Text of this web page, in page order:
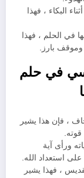
البكاء ، فهذا
في الحلم ، فهذا
وموقف بارز.
في حلم
، فإن هذا يشير
ورأى آية
استعداد الله.
، فهذا يشير